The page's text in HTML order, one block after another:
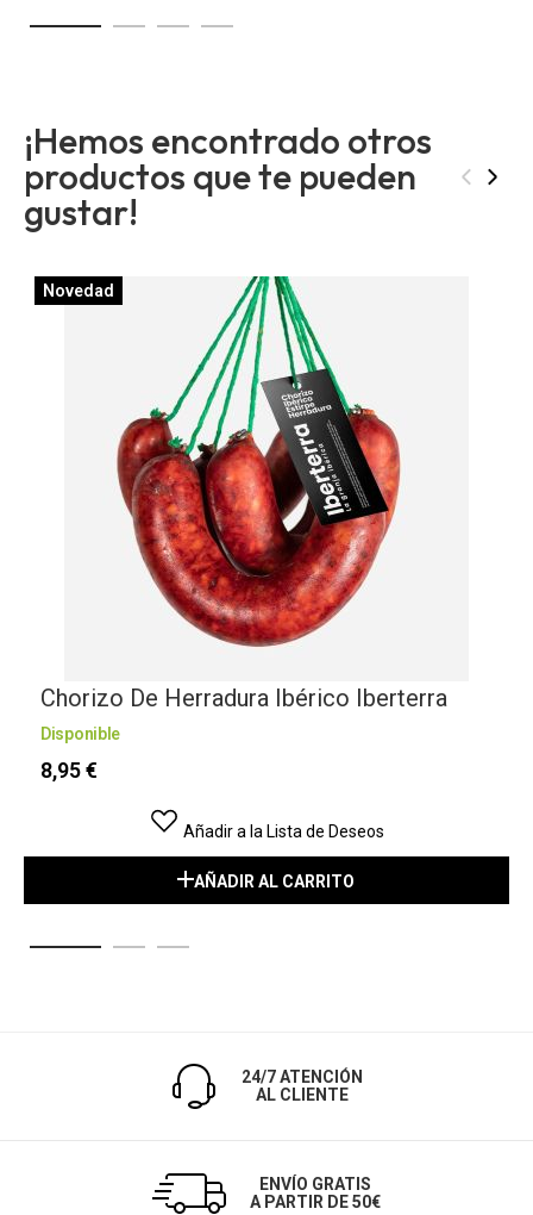
¡Hemos encontrado otros
productos que te pueden
gustar!
‹ ›
Novedad
Chorizo De Herradura Ibérico Iberterra
Disponible
8,95 €
Añadir a la Lista de Deseos
AÑADIR AL CARRITO
24/7 ATENCIÓN
AL CLIENTE
ENVÍO GRATIS
A PARTIR DE 50€